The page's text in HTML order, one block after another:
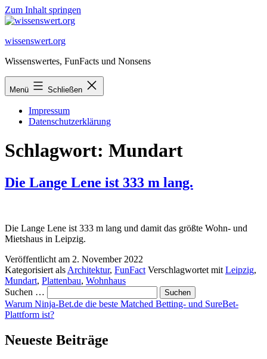
Zum Inhalt springen
wissenswert.org
Wissenswertes, FunFacts und Nonsens
Menü Schließen
Impressum
Datenschutzerklärung
Schlagwort: Mundart
Die Lange Lene ist 333 m lang.
Die Lange Lene ist 333 m lang und damit das größte Wohn- und
Mietshaus in Leipzig.
Veröffentlicht am 2. November 2022
Kategorisiert als Architektur, FunFact Verschlagwortet mit Leipzig,
Mundart, Plattenbau, Wohnhaus
Suchen …
Warum Ninja-Bet.de die beste Matched Betting- und SureBet-
Plattform ist?
Neueste Beiträge